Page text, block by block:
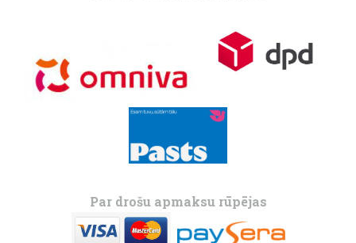
Par drošu apmaksu rūpējas